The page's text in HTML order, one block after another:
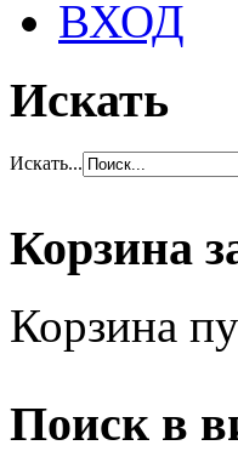
ВХОД
Искать
Искать...
Корзина
Корзина
Поиск в